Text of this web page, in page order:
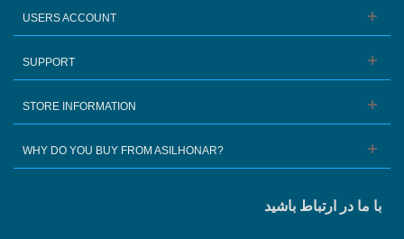
USERS ACCOUNT
SUPPORT
STORE INFORMATION
WHY DO YOU BUY FROM ASILHONAR?
با ما در ارتباط باشید